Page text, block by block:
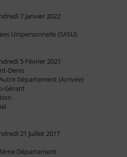
7 Janvier 2022
Unipersonnelle (SASU)
5 Février 2021
Denis
Département (Arrivée)
Gérant
21 Juillet 2017
Département